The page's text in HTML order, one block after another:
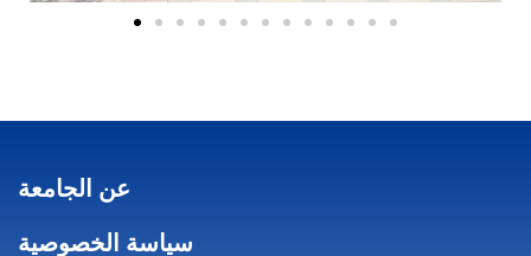
عن الجامعة
سياسة الخصوصية